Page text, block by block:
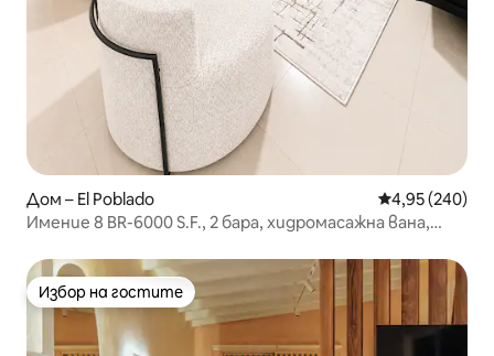
Дом – El Poblado Средна
4,95 (240)
Имение 8 BR-6000 S.F., 2 бара, хидромасажна вана,
Избор на гостите
Избор на гостите